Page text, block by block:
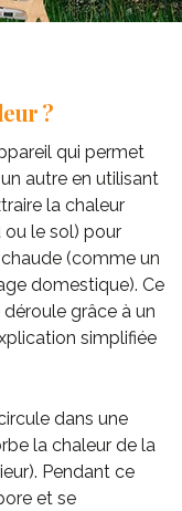
?
qui permet
autre en utilisant
la chaleur
ou le sol) pour
(comme un
domestique). Ce
grâce à un
simplifiée
dans une
la chaleur de la
Pendant ce
et se